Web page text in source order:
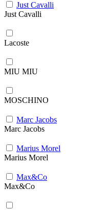
Just Cavalli
Just Cavalli
Lacoste
MIU MIU
MOSCHINO
Marc Jacobs
Marc Jacobs
Marius Morel
Marius Morel
Max&Co
Max&Co